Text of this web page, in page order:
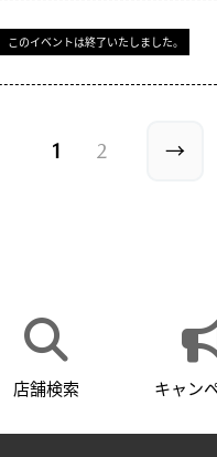
このイベントは終了いたしました。
1 2 →
店舗検索 キャン